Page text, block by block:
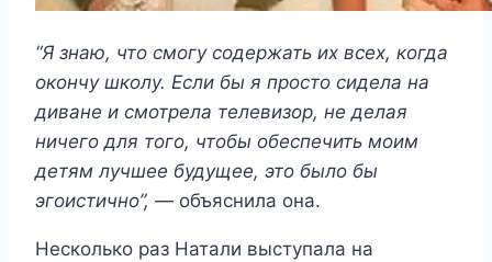
“Я знаю, что смогу содержать их всех, когда
окончу школу. Если бы я просто сидела на
диване и смотрела телевизор, не делая
ничего для того, чтобы обеспечить моим
детям лучшее будущее, это было бы
эгоистично”, — объяснила она.
Несколько раз Натали выступала на